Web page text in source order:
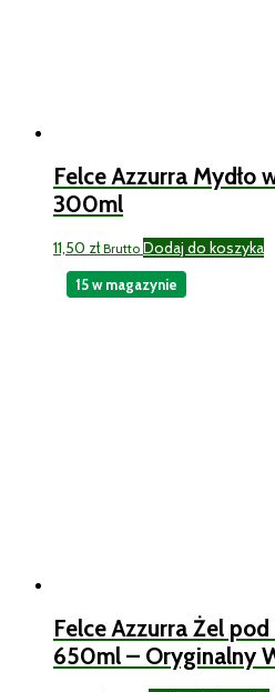
Felce Azzurra Mydło
300ml
11,50 zł Brutto Dodaj do koszyka
Felce Azzurra Żel
650ml – Oryginalny
15 w magazynie